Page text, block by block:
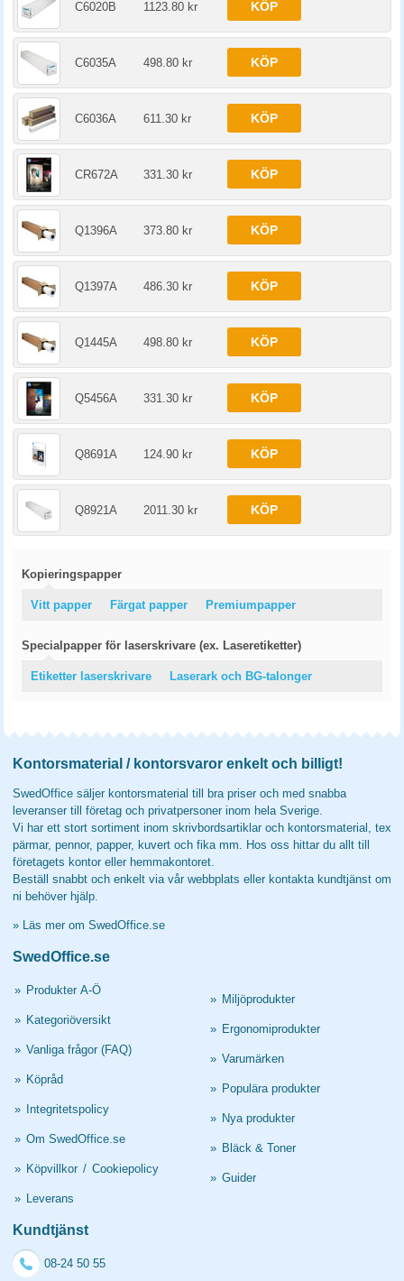
C6020B 1123.80 kr KÖP
C6035A 498.80 kr KÖP
C6036A 611.30 kr KÖP
CR672A 331.30 kr KÖP
Q1396A 373.80 kr KÖP
Q1397A 486.30 kr KÖP
Q1445A 498.80 kr KÖP
Q5456A 331.30 kr KÖP
Q8691A 124.90 kr KÖP
Q8921A 2011.30 kr KÖP
Kopieringspapper
Vitt papper Färgat papper Premiumpapper
Specialpapper för laserskrivare (ex. Laseretiketter)
Etiketter laserskrivare Laserark och BG-talonger
Kontorsmaterial / kontorsvaror enkelt och billigt!
SwedOffice säljer kontorsmaterial till bra priser och med snabba
leveranser till företag och privatpersoner inom hela Sverige.
Vi har ett stort sortiment inom skrivbordsartiklar och kontorsmaterial, tex
pärmar, pennor, papper, kuvert och fika mm. Hos oss hittar du allt till
företagets kontor eller hemmakontoret.
Beställ snabbt och enkelt via vår webbplats eller kontakta kundtjänst om
ni behöver hjälp.
» Läs mer om SwedOffice.se
SwedOffice.se
» Produkter A-Ö
» Kategoriöversikt
» Vanliga frågor (FAQ)
» Köpråd
» Integritetspolicy
» Om SwedOffice.se
» Köpvillkor / Cookiepolicy
» Leverans
» Miljöprodukter
» Ergonomiprodukter
» Varumärken
» Populära produkter
» Nya produkter
» Bläck & Toner
» Guider
Kundtjänst
08-24 50 55